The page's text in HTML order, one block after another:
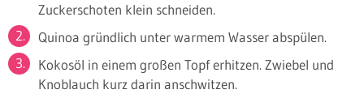
Zuckerschoten klein schneiden.
Quinoa gründlich unter warmem Wasser abspülen.
Kokosöl in einem großen Topf erhitzen. Zwiebel und
Knoblauch kurz darin anschwitzen.